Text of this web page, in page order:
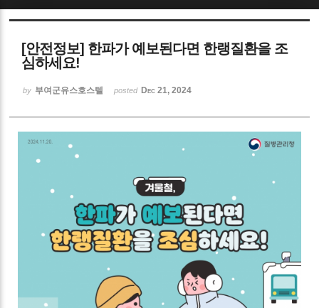
[안전정보] 한파가 예보된다면 한랭질환을 조
심하세요!
by 부여군유스호스텔 posted Dec 21, 2024
Sketchbook5, 스케치북5
Sketchbook5, 스케치북5